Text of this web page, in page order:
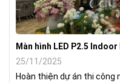
Màn hình LED P2.5
25/11/2025
Hoàn thiện dự án thi công